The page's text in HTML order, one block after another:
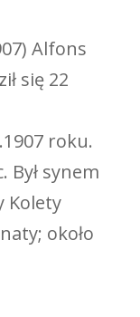
Alfons
się 22
roku.
Był synem
Kolety
około